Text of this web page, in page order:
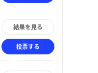
結果を見る
投票する